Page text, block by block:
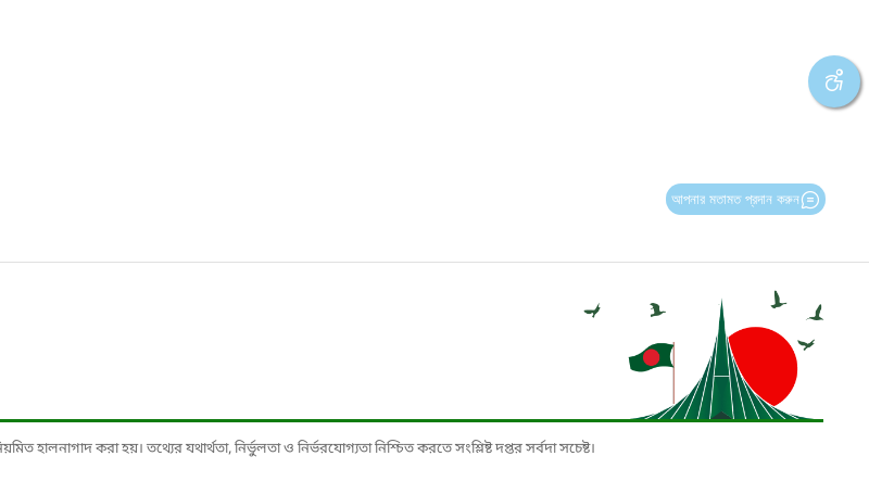
আপনার মতামত প্রদান করুন
হালনাগাদ করা হয়। তথ্যের যথার্থতা, নির্ভুলতা ও নির্ভরযোগ্যতা নিশ্চিত করতে সংশ্লিষ্ট দপ্তর সর্বদা সচেষ্ট।